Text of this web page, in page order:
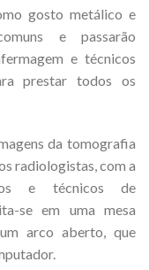
gosto metálico e
e passarão
e técnicos
prestar todos os
da tomografia
radiologistas, com a
e técnicos de
se em uma mesa
arco aberto, que